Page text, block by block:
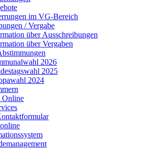
im VG-Bereich
/ Vergabe
über Ausschreibungen
über Vergaben
2026
2025
2024
Online